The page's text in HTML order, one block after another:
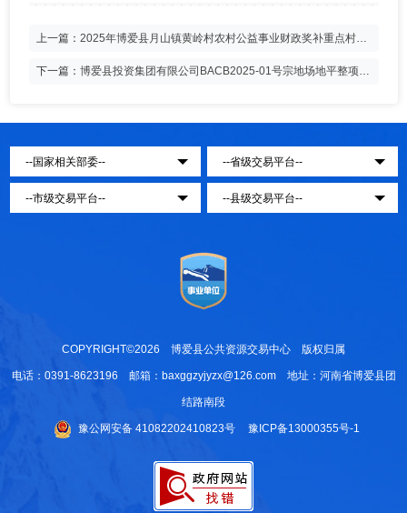
上一篇：2025年博爱县月山镇黄岭村农村公益事业财政奖补重点村采
下一篇：博爱县投资集团有限公司BACB2025-01号宗地场地平整项目
COPYRIGHT©2026 博爱县公共资源交易中心 版权归属
电话：0391-8623196 邮箱：baxggzyjyzx@126.com 地址：河南省博爱县团
结路南段
豫公网安备 41082202410823号 豫ICP备13000355号-1